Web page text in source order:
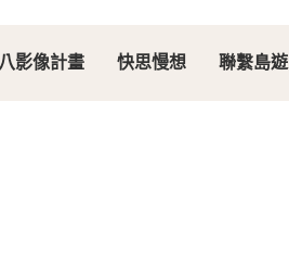
影像計畫 快思慢想 聯繫島遊